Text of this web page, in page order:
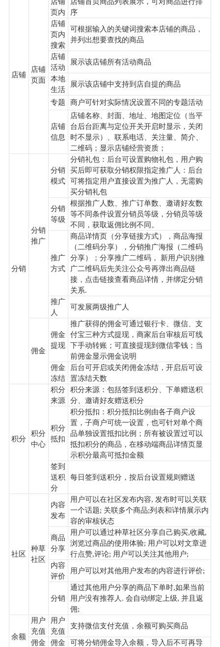
店铺
店铺
页面
页内
序
店铺
页内
搜索
可根据输入的关键词搜索本店铺的商品，
并列出想要查找的商品
店铺
活动
展示该店铺所有活动商品
本地
生活
展示该店铺中支持到店自提的商品
专题 商户可针对实际情况设置不同的专题活动
店铺
信息
店铺名称、封面、地址、地图定位（当平
台后台距离与定位开关开启时显示，关闭
时不显示）、联系电话、关注量、简介、
二维码；显示店铺经营资质；
分销
分销
推广
分销
模式
分销礼包：后台可设置购物礼包，用户购
买后即可获取分销权限指定推广人：后台
可将指定用户直接设置为推广人，无需购
买分销礼包
分销
等级
根据推广人数、推广订单数、邀请好友数
等不同条件设置分销员等级，分销员等级
不同，获取返佣比例不同。
推广
方式
商品详情页（分享链接方式），商品海报
（二维码分享），分销推广海报（二维码
分享）；分享推广二维码， 新用户识别推
广二维码后先关注公众号再弹出商品链
接，点击链接查看商品详情，并绑定分销
关系.
推广
人
可发展两级推广人
佣金
佣金
提现
推广获得的佣金可通过银行卡、微信、支
付宝三种方式提现，商家后台审核后可线
下手动转账；可直接提现到微信零钱；当
前佣金显示佣金说明
佣金
冻结
后台可开启或关闭佣金冻结，开启后可设
置冻结天数
积分
积分
中心
积分
来源
积分来源：包括签到送积分、下单赠送积
分、邀请好友赠送积分
积分
抵扣
积分抵扣：积分抵扣比例由各子商户设
置，子商户可统一设置，也可针对单个商
品单独设置抵扣比例；所有被设置过可以
抵扣积分的商品，在移动端商品详情页显
示积分最高可抵扣金额
签到
送积
分
每日签到送积分，按后台设置规则赠送
社区
种草
社区
内容
发布
用户可以在社区发布内容, 发布时可以关联
一个话题; 关联多个商品;列表和详情展示内
容的审核状态
商品
分享
用户可以通过种草社区分享自己购买,收藏,
浏览过商品的使用体验; 用户可以对文章进
行点赞,评论; 用户可以关注其他用户;
内容
评价
用户可以对其他用户发布的内容进行评价;
分销
通过其他用户分享的商品下单时,如果当前
用户没有推荐人. 会自动绑定上级, 并且返
佣;
余额
用户
充值
用户
充值
支持微信支付充值，余额可购买商品
佣金
佣金
可将分销佣金导入余额，导入后不可再导